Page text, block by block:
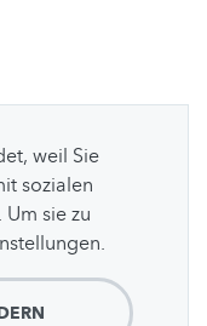
weil Sie
sozialen
sie zu